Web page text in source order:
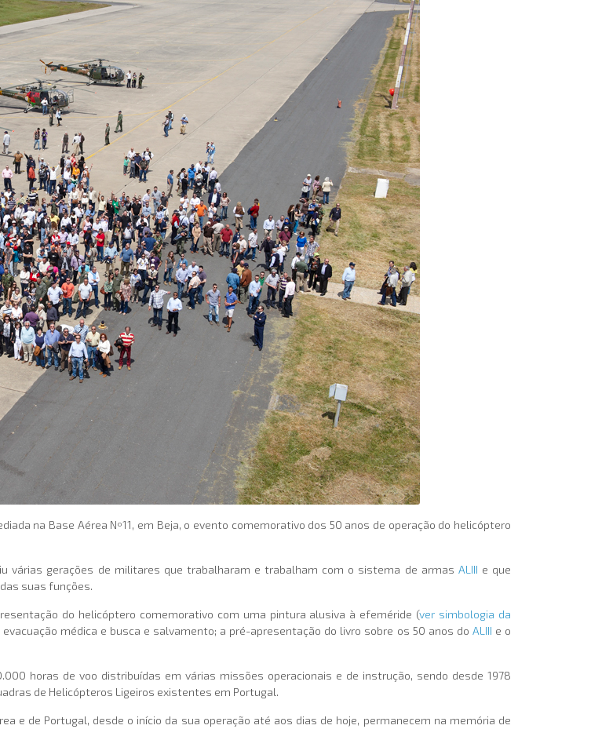
sediada na Base Aérea Nº11, em Beja, o evento comemorativo dos 50 anos de operação do helicóptero
várias gerações de militares que trabalharam e trabalham com o sistema de armas ALIII e que
suas funções.
do helicóptero comemorativo com uma pintura alusiva à efeméride (ver simbologia da
médica e busca e salvamento; a pré-apresentação do livro sobre os 50 anos do ALIII e o
horas de voo distribuídas em várias missões operacionais e de instrução, sendo desde 1978
de Helicópteros Ligeiros existentes em Portugal.
e de Portugal, desde o início da sua operação até aos dias de hoje, permanecem na memória de